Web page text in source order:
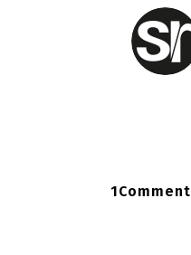
1Comment